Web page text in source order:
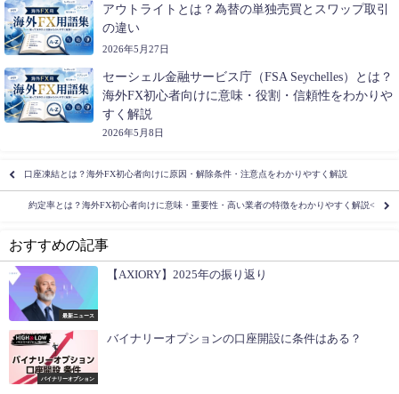
アウトライトとは？為替の単独売買とスワップ取引
の違い
2026年5月27日
セーシェル金融サービス庁（FSA Seychelles）とは？
海外FX初心者向けに意味・役割・信頼性をわかりや
すく解説
2026年5月8日
口座凍結とは？海外FX初心者向けに原因・解除条件・注意点をわかりやすく解説
約定率とは？海外FX初心者向けに意味・重要性・高い業者の特徴をわかりやすく解説<
おすすめの記事
最新ニュース
【AXIORY】2025年の振り返り
バイナリーオプション
バイナリーオプションの口座開設に条件はある？